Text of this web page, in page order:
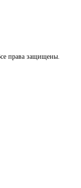
права защищены.